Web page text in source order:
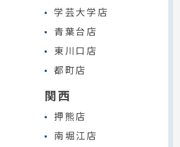
学芸大学店
青葉台店
東川口店
都町店
関西
押熊店
南堀江店